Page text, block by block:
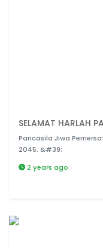
SELAMAT HARLAH
Pancasila Jiwa
2045. &#39;
2 years ago